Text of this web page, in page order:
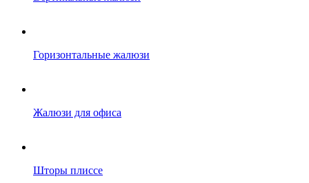
Горизонтальные жалюзи
Жалюзи для офиса
Шторы плиссе